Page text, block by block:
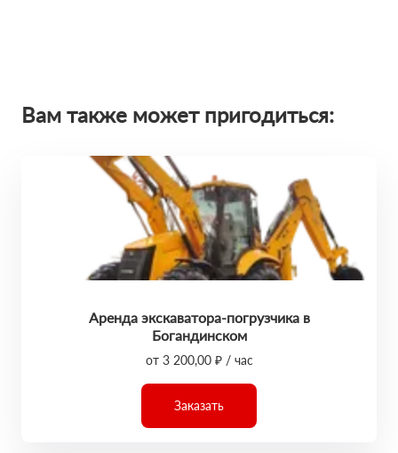
Вам также может пригодиться:
Аренда экскаватора-погрузчика в
Богандинском
от 3 200,00 ₽ / час
Заказать